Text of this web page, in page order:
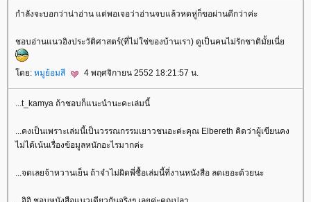
กำลังจะบอกว่าน่าอ่าน แต่พอเจอว่าอ่านจบแล้วหดหู่ก็ขอผ่านดีกว่าค่ะ
ชอบอ่านแนวอิงประวัติศาสตร์(ที่ไม่ใช่ของบ้านเรา) ดูเป็นคนไม่รักชาติมั้ยเนี่
ดย: หมูย้อมสี 4 พฤศจิกายน 2552 18:21:57 น.
...t_kamya ถ้าชอบก็แนะนำนะคะเล่มนี้
...คงเป็นเพราะเล่มนี้เป็นวรรณกรรมเยาวชนอะค่ะคุณ Elbereth คิดว่าผู้เขียนคง
ไม่ได้เน้นเรื่องข้อมูลหนักอะไรมากค่ะ
...จดเลยจ้าหวานเย็น ถ้าจำไม่ผิดพี่ซื้อเล่มนี้ที่งานหนังสือ ลดเยอะด้วยนะ